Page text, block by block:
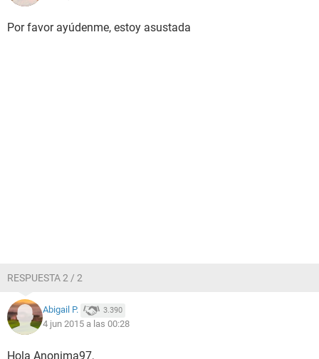
Por favor ayúdenme, estoy asustada
RESPUESTA 2 / 2
Abigail P. 3.390
4 jun 2015 a las 00:28
Hola Anonima97,